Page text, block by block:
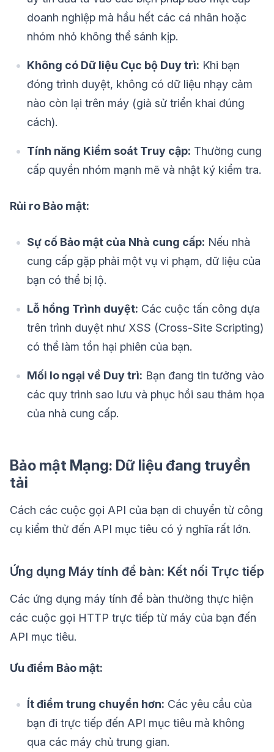
doanh nghiệp mà hầu hết các cá nhân hoặc
nhóm nhỏ không thể sánh kịp.
Không có Dữ liệu Cục bộ Duy trì: Khi bạn
đóng trình duyệt, không có dữ liệu nhạy cảm
nào còn lại trên máy (giả sử triển khai đúng
cách).
Tính năng Kiểm soát Truy cập: Thường cung
cấp quyền nhóm mạnh mẽ và nhật ký kiểm tra.
Rủi ro Bảo mật:
Sự cố Bảo mật của Nhà cung cấp: Nếu nhà
cung cấp gặp phải một vụ vi phạm, dữ liệu của
bạn có thể bị lộ.
Lỗ hổng Trình duyệt: Các cuộc tấn công dựa
trên trình duyệt như XSS (Cross-Site Scripting)
có thể làm tổn hại phiên của bạn.
Mối lo ngại về Duy trì: Bạn đang tin tưởng vào
các quy trình sao lưu và phục hồi sau thảm họa
của nhà cung cấp.
Bảo mật Mạng: Dữ liệu đang truyền
tải
Cách các cuộc gọi API của bạn di chuyển từ công
cụ kiểm thử đến API mục tiêu có ý nghĩa rất lớn.
Ứng dụng Máy tính để bàn: Kết nối Trực tiếp
Các ứng dụng máy tính để bàn thường thực hiện
các cuộc gọi HTTP trực tiếp từ máy của bạn đến
API mục tiêu.
Ưu điểm Bảo mật:
Ít điểm trung chuyển hơn: Các yêu cầu của
bạn đi trực tiếp đến API mục tiêu mà không
qua các máy chủ trung gian.